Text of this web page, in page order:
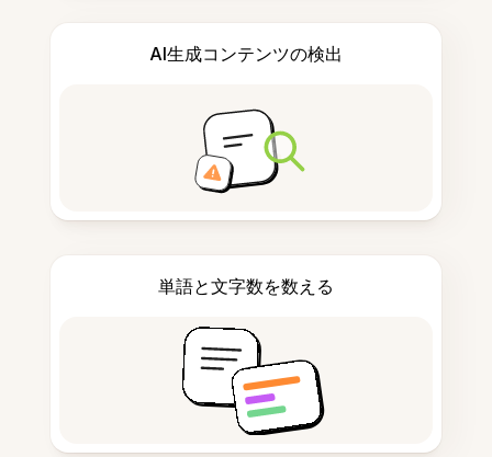
AI生成コンテンツの検出
単語と文字数を数える